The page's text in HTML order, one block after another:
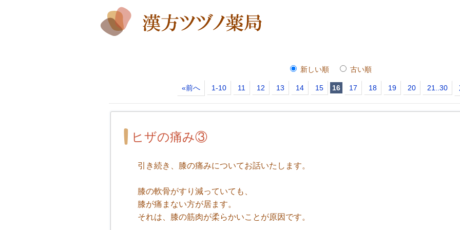
新しい順 古い順
«前へ 1-10 11 12 13 14 15 16 17 18 19 20 21..30
ヒザの痛み③
引き続き、膝の痛みについてお話いたします。
膝の軟骨がすり減っていても、
膝が痛まない方が居ます。
それは、膝の筋肉が柔らかいことが原因です。